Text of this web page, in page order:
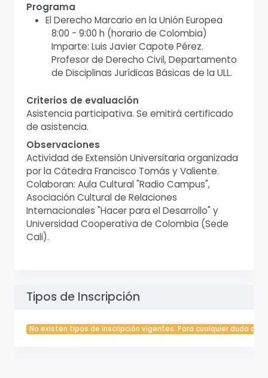
Programa
El Derecho Marcario en la Unión Europea
8:00 - 9:00 h (horario de Colombia)
Imparte: Luis Javier Capote Pérez.
Profesor de Derecho Civil, Departamento
de Disciplinas Jurídicas Básicas de la ULL.
Criterios de evaluación
Asistencia participativa. Se emitirá certificado
de asistencia.
Observaciones
Actividad de Extensión Universitaria organizada
por la Cátedra Francisco Tomás y Valiente.
Colaboran: Aula Cultural "Radio Campus",
Asociación Cultural de Relaciones
Internacionales "Hacer para el Desarrollo" y
Universidad Cooperativa de Colombia (Sede
Cali).
Tipos de Inscripción
No existen tipos de inscripción vigentes. Para cualquier duda